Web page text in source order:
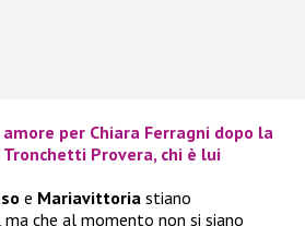
amore per Chiara Ferragni dopo la
Provera, chi è lui
e Mariavittoria stiano
che al momento non si siano